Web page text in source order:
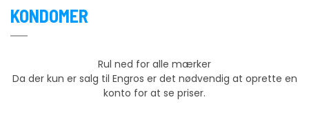
KONDOMER
Rul ned for alle mærker
Da der kun er salg til Engros er det nødvendig at oprette en
konto for at se priser.